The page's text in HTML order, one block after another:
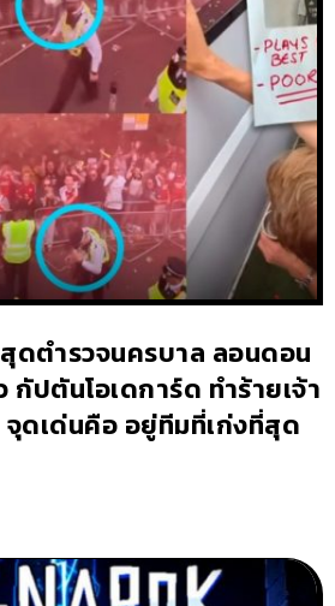
ดตำรวจนครบาล ลอนดอน
กัปตันโอเดการ์ด ทำร้ายเจ้า
ดเด่นคือ อยู่ทีมที่เก่งที่สุด